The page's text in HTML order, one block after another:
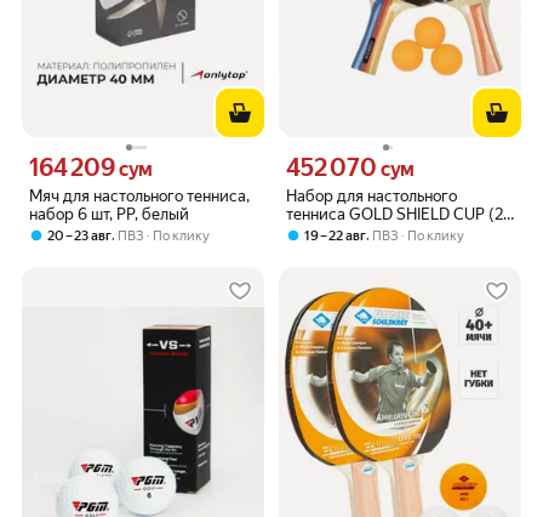
Мяч для настольного тенниса,
набор 6 шт, PP, белый
Цена 164209 сум вместо
164 209сум
20 – 23 авг, ПВЗ По клику
Набор для настольного
тенниса GOLD SHIELD CUP (2
ракетки, 3 шарика), в чехле,
Цена 452070 сум вместо
452 070 сум
19 – 22 авг, ПВЗ По клику